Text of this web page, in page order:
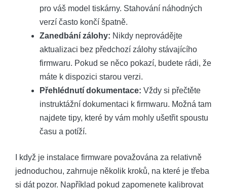
pro váš model tiskárny. Stahování náhodných
verzí často končí špatně.
Zanedbání zálohy: Nikdy neprovádějte
aktualizaci bez předchozí zálohy stávajícího
firmwaru. Pokud se něco pokazí, budete rádi, že
máte k dispozici starou verzi.
Přehlédnutí dokumentace: Vždy si přečtěte
instruktážní dokumentaci k firmwaru. Možná tam
najdete tipy, které by vám mohly ušetřit spoustu
času a potíží.
I když je instalace firmware považována za relativně
jednoduchou, zahrnuje několik kroků, na které je třeba
si dát pozor. Například pokud zapomenete kalibrovat